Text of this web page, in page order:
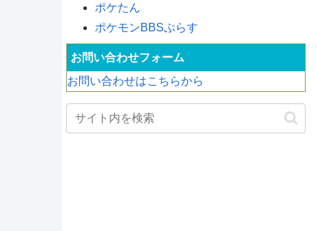
ポケたん
ポケモンBBSぷらす
お問い合わせフォーム
お問い合わせはこちらから